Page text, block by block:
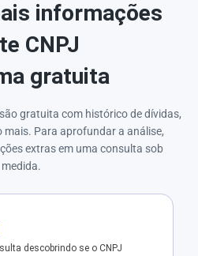
informações
CNPJ
gratuita
gratuita com histórico de dívidas,
Para aprofundar a análise,
extras em uma consulta sob
medida.
descobrindo se o CNPJ